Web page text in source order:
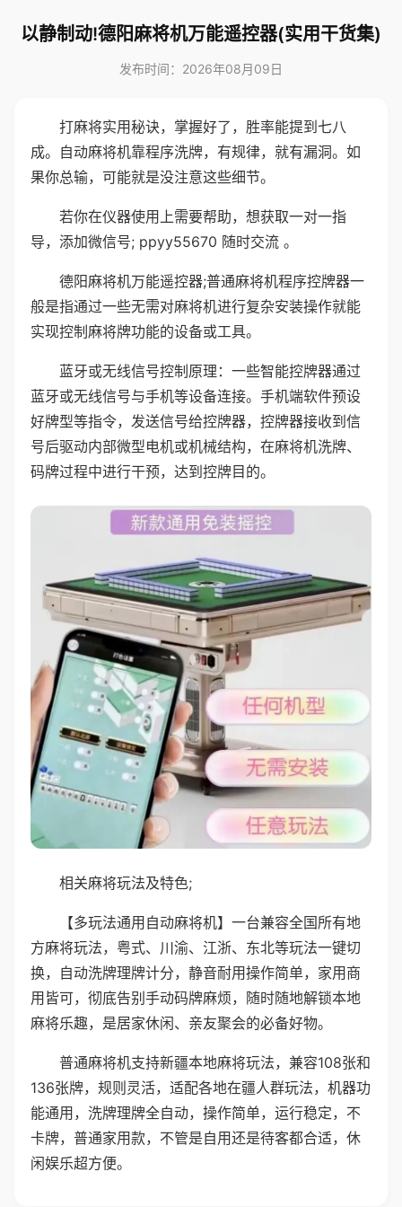
以静制动!德阳麻将机万能遥控器(实用干货集)
发布时间：2026年08月09日
打麻将实用秘诀，掌握好了，胜率能提到七八
成。自动麻将机靠程序洗牌，有规律，就有漏洞。如
果你总输，可能就是没注意这些细节。
若你在仪器使用上需要帮助，想获取一对一指
导，添加微信号; ppyy55670 随时交流 。
德阳麻将机万能遥控器;普通麻将机程序控牌器一
般是指通过一些无需对麻将机进行复杂安装操作就能
实现控制麻将牌功能的设备或工具。
蓝牙或无线信号控制原理：一些智能控牌器通过
蓝牙或无线信号与手机等设备连接。手机端软件预设
好牌型等指令，发送信号给控牌器，控牌器接收到信
号后驱动内部微型电机或机械结构，在麻将机洗牌、
码牌过程中进行干预，达到控牌目的。
相关麻将玩法及特色;
【多玩法通用自动麻将机】一台兼容全国所有地
方麻将玩法，粤式、川渝、江浙、东北等玩法一键切
换，自动洗牌理牌计分，静音耐用操作简单，家用商
用皆可，彻底告别手动码牌麻烦，随时随地解锁本地
麻将乐趣，是居家休闲、亲友聚会的必备好物。
普通麻将机支持新疆本地麻将玩法，兼容108张和
136张牌，规则灵活，适配各地在疆人群玩法，机器功
能通用，洗牌理牌全自动，操作简单，运行稳定，不
卡牌，普通家用款，不管是自用还是待客都合适，休
闲娱乐超方便。